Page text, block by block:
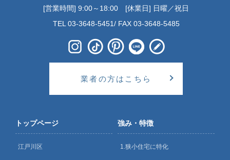
[営業時間] 9:00～18:00 [休業日] 日曜／祝日
TEL 03-3648-5451/ FAX 03-3648-5485
業者の方はこちら
トップページ
江戸川区
強み・特徴
1.狭小住宅に特化